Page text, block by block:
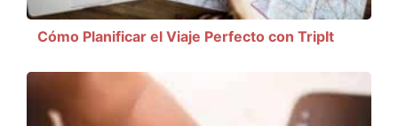
Cómo Planificar el Viaje Perfecto con TripIt